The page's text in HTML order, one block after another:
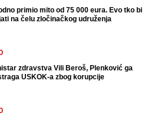
primio mito od 75 000 eura. Evo tko bi
na čelu zločinačkog udruženja
zdravstva Vili Beroš, Plenković ga
USKOK-a zbog korupcije